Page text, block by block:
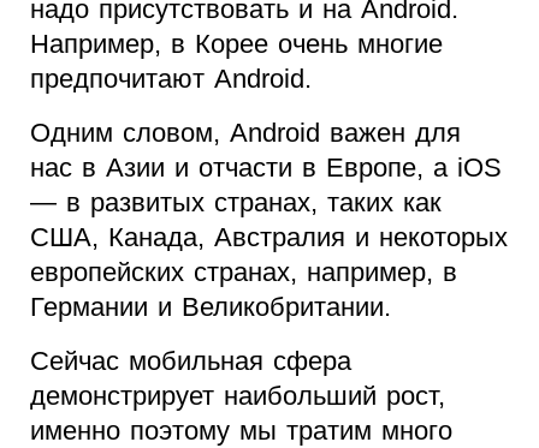
надо присутствовать и на Android.
Например, в Корее очень многие
предпочитают Android.
Одним словом, Android важен для
нас в Азии и отчасти в Европе, а iOS
— в развитых странах, таких как
США, Канада, Австралия и некоторых
европейских странах, например, в
Германии и Великобритании.
Сейчас мобильная сфера
демонстрирует наибольший рост,
именно поэтому мы тратим много